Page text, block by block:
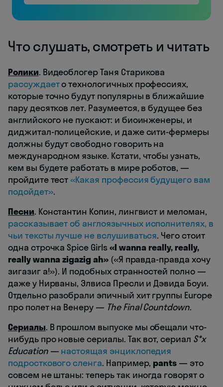
Что слушать, смотреть и читать
Ролики. Видеоблогер Таня Старикова
рассуждаето технологичных профессиях,
которые точно будут популярны в ближайшие
пару десятков лет. Разумеется, в будущее без
английского не пускают: и биоинженеры, и
диджитал-полицейские, и даже сити-фермеры
должны будут свободно говорить на
международном языке. Кстати, чтобы узнать,
кем вы будете работать в мире роботов, —
пройдите тест «Какая профессия будущего вам
подойдет».
Песни. Константин Копин, лингвист и меломан,
рассказывает об англоязычных исполнителях, в
чьи тексты лучше не вслушиваться. Чего стоит
одна строчка Spice Girls«I wanna really, really,
really wanna zigazig ah»(«Я правда-правда хочу
зигазиг а!»). И подобных странностей полно —
даже у Нирваны, Элвиса Пресли и Дэвида Боуи.
Отдельно разобрали эпичный хит группы Europe
про полет на Венеру — The Final Countdown.
Сериалы. В прошлом выпуске мы обещали что-
нибудь про новые сериалы. Так вот, сериал S*x
Education— настоящая энциклопедия
подросткового сленга. Например, pants — это
совсем не штаны: теперь так иногда говорят о